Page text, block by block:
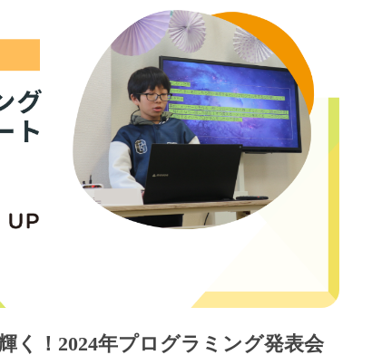
く！2024年プログラミング発表会